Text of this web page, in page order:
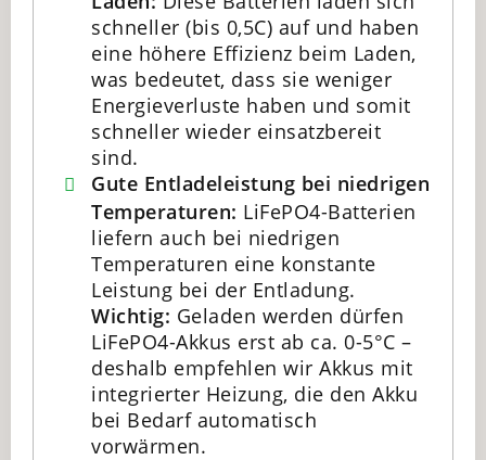
schneller (bis 0,5C) auf und haben
eine höhere Effizienz beim Laden,
was bedeutet, dass sie weniger
Energieverluste haben und somit
schneller wieder einsatzbereit
sind.
Gute Entladeleistung bei niedrigen
Temperaturen: LiFePO4-Batterien
liefern auch bei niedrigen
Temperaturen eine konstante
Leistung bei der Entladung.
Wichtig: Geladen werden dürfen
LiFePO4-Akkus erst ab ca. 0-5°C –
deshalb empfehlen wir Akkus mit
integrierter Heizung, die den Akku
bei Bedarf automatisch
vorwärmen.